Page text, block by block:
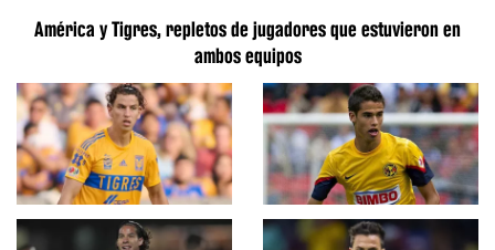
América y Tigres, repletos de jugadores que estuvieron en
ambos equipos